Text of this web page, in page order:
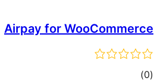
Airpay for WooCommerce
(0 مجموع)